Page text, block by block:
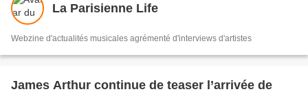
La Parisienne Life
Webzine d'actualités musicales agrémenté d'interviews d'artistes
James Arthur continue de teaser l’arrivée de